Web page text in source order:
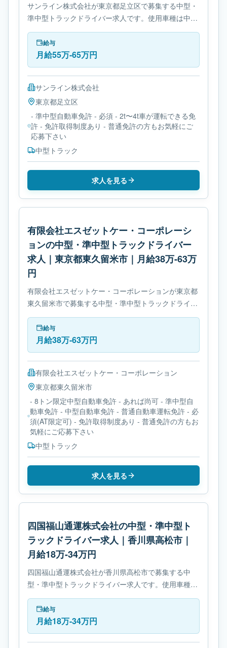
サンライン株式会社が東京都足立区で募集する中型・
準中型トラックドライバー求人です。使用車種は中型
トラックです。勤務時間は- 変形労働時間制です。必
要免許は- 準中型自動車免許です。
給与
月給55万-65万円
サンライン株式会社
東京都足立区
- 準中型自動車免許 - 必須 - 2t〜4t車が運転できる免
許 - 免許取得制度あり - 普通免許の方もお気軽にご
応募下さい
中型トラック
求人を見る
有限会社エスゼットケー・コーポレーシ
ョンの中型・準中型トラックドライバー
求人｜東京都東久留米市｜月給38万-63万
円
有限会社エスゼットケー・コーポレーションが東京都
東久留米市で募集する中型・準中型トラックドライバ
ー求人です。使用車種は中型トラックです。必要免許
は- 8トン限定中型自動車免許です。
給与
月給38万-63万円
有限会社エスゼットケー・コーポレーション
東京都東久留米市
- 8トン限定中型自動車免許 - あれば尚可 - 準中型自
動車免許 - 中型自動車免許 - 普通自動車運転免許 - 必
須(AT限定可) - 免許取得制度あり - 普通免許の方もお
気軽にご応募下さい
中型トラック
求人を見る
四国福山通運株式会社の中型・準中型ト
ラックドライバー求人｜香川県高松市｜
月給18万-34万円
四国福山通運株式会社が香川県高松市で募集する中
型・準中型トラックドライバー求人です。使用車種は
中型トラックです。勤務時間は- 変形労働時間制で
す。必要免許は- 準中型自動車免許です。
給与
月給18万-34万円